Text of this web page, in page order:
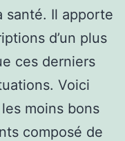
santé. Il apporte
d’un plus
ces derniers
Voici
moins bons
composé de